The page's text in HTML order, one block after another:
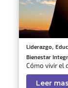
Liderazgo,
Bienestar
Cómo vivir el
Leer mas